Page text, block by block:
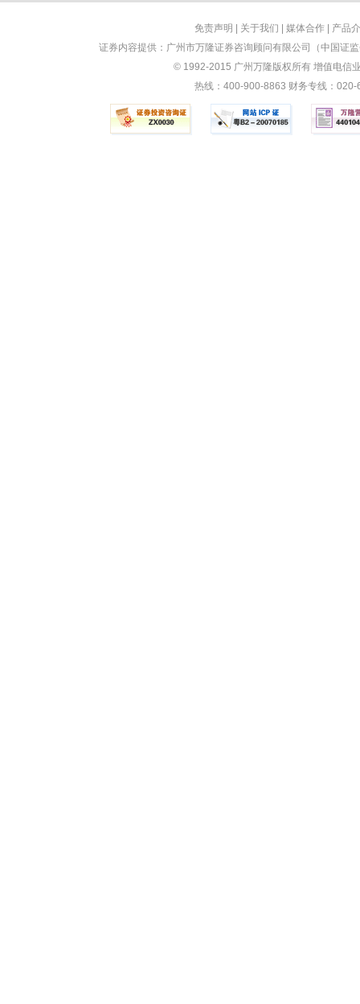
免责声明 关于我们 媒体合作
产品
证券内容提供：广州市万隆证券咨询顾问有限公司（中国证
© 1992-2015 广州万隆版权所有 增值电信
热线：400-900-8863 财务专线：